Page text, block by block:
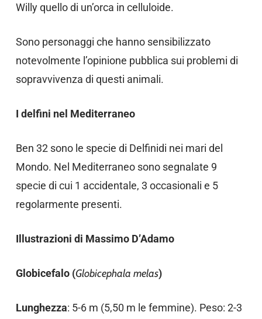
Willy quello di un’orca in celluloide.
Sono personaggi che hanno sensibilizzato
notevolmente l’opinione pubblica sui problemi di
sopravvivenza di questi animali.
I delfini nel Mediterraneo
Ben 32 sono le specie di Delfinidi nei mari del
Mondo. Nel Mediterraneo sono segnalate 9
specie di cui 1 accidentale, 3 occasionali e 5
regolarmente presenti.
Illustrazioni di Massimo D’Adamo
Globicefalo (Globicephala melas)
Lunghezza: 5-6 m (5,50 m le femmine). Peso: 2-3